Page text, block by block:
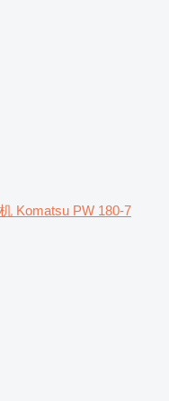
Komatsu PW 180-7